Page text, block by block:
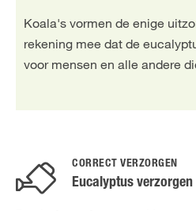
Koala's vormen de enige
rekening mee dat de
voor mensen en alle andere
CORRECT VERZORGEN
Eucalyptus verzorgen